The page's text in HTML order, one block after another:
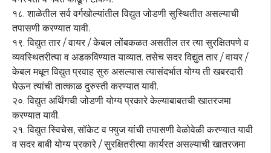
१८. शाळेतील सर्व वर्गखोल्यांतील विद्युत जोडणी सुस्थितीत असल्याची
तपासणी करण्यात यावी.
१९. विद्युत तार / वायर / केबल लोंबकळत असतील तर त्या सुरक्षितपणे व
व्यवस्थितरीत्या व अडकविण्यात याव्यात. तसेच सदर विद्युत तार / वायर /
केबल मधून विद्युत प्रवाह सुरु असल्यास त्यासंदर्भात योग्य ती खबरदारी
घेऊन त्यांची तात्काळ दुरुस्ती करण्यात यावी.
२०. विद्युत अर्थिंगची जोडणी योग्य प्रकारे केल्याबाबतची खातरजमा
करण्यात यावी.
२१. विद्युत स्विचेस, सॉकेट व फ्युज यांची तपासणी वेळोवेळी करण्यात यावी
व सदर बाबी योग्य प्रकारे / सुरक्षितरीत्या कार्यरत असल्याची खातरजमा